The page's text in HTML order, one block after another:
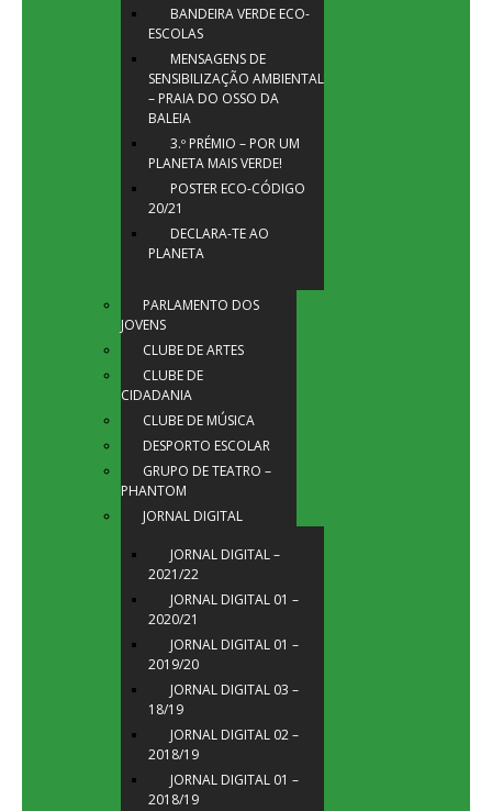
BANDEIRA VERDE ECO-
ESCOLAS
MENSAGENS DE
SENSIBILIZAÇÃO AMBIENTAL
– PRAIA DO OSSO DA
BALEIA
3.º PRÉMIO – POR UM
PLANETA MAIS VERDE!
POSTER ECO-CÓDIGO
20/21
DECLARA-TE AO
PLANETA
PARLAMENTO DOS
JOVENS
CLUBE DE ARTES
CLUBE DE
CIDADANIA
CLUBE DE MÚSICA
DESPORTO ESCOLAR
GRUPO DE TEATRO –
PHANTOM
JORNAL DIGITAL
JORNAL DIGITAL –
2021/22
JORNAL DIGITAL 01 –
2020/21
JORNAL DIGITAL 01 –
2019/20
JORNAL DIGITAL 03 –
18/19
JORNAL DIGITAL 02 –
2018/19
JORNAL DIGITAL 01 –
2018/19